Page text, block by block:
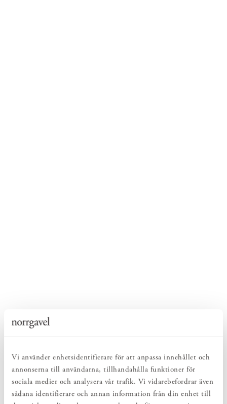
Vi använder enhetsidentifierare för att anpassa innehållet och
annonserna till användarna, tillhandahålla funktioner för
sociala medier och analysera vår trafik. Vi vidarebefordrar även
sådana identifierare och annan information från din enhet till